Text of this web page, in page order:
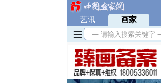
艺讯 | 画家
— 请输入搜索关键字